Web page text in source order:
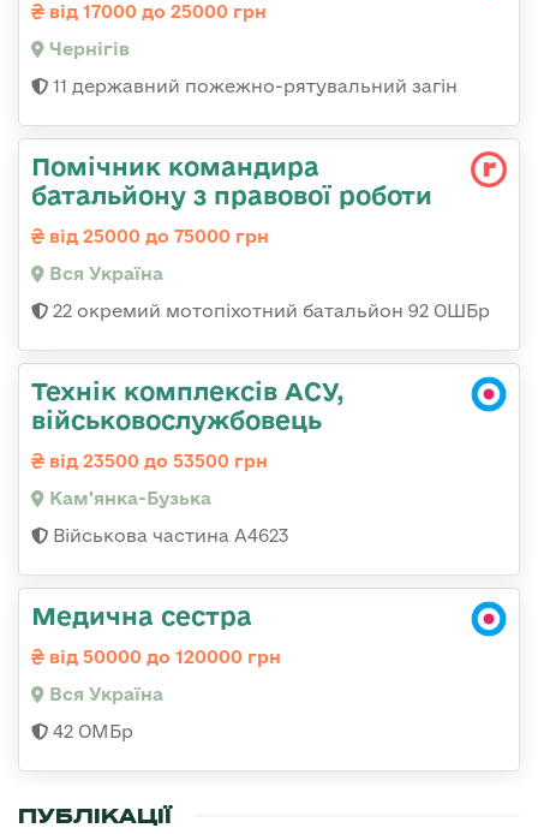
від 17000 до 25000 грн
Чернігів
11 державний пожежно-рятувальний загін
Помічник командира
батальйону з правової роботи
від 25000 до 75000 грн
Вся Україна
22 окремий мотопіхотний батальйон 92 ОШБр
Технік комплексів АСУ,
військовослужбовець
від 23500 до 53500 грн
Кам'янка-Бузька
Військова частина А4623
Медична сестра
від 50000 до 120000 грн
Вся Україна
42 ОМБр
ПУБЛІКАЦІЇ